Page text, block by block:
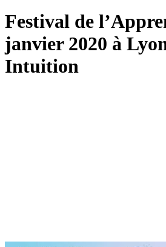
Festival de
janvier 2020 à
Intuition